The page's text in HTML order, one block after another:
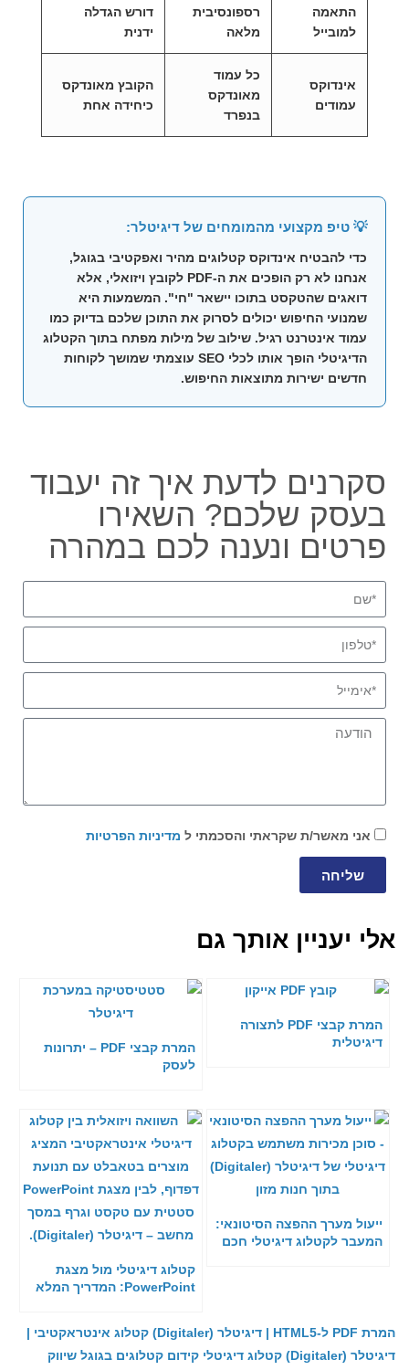
התאמה
למובייל
רספונסיבית
מלאה
דורש הגדלה
ידנית
אינדוקס
עמודים
כל עמוד
מאונדקס
בנפרד
הקובץ מאונדקס
כיחידה אחת
💡 טיפ מקצועי מהמומחים של דיגיטלר:
כדי להבטיח אינדוקס קטלוגים מהיר ואפקטיבי בגוגל,
אנחנו לא רק הופכים את ה-PDF לקובץ ויזואלי, אלא
דואגים שהטקסט בתוכו יישאר "חי". המשמעות היא
שמנועי החיפוש יכולים לסרוק את התוכן שלכם בדיוק כמו
עמוד אינטרנט רגיל. שילוב של מילות מפתח בתוך הקטלוג
הדיגיטלי הופך אותו לכלי SEO עוצמתי שמושך לקוחות
חדשים ישירות מתוצאות החיפוש.
סקרנים לדעת איך זה יעבוד
בעסק שלכם? השאירו
פרטים ונענה לכם במהרה
אני מאשר/ת שקראתי והסכמתי ל מדיניות הפרטיות
שליחה
אלי יעניין אותך גם
המרת קבצי PDF לתצורה
דיגיטלית
המרת קבצי PDF – יתרונות
לעסק
ייעול מערך ההפצה הסיטונאי:
המעבר לקטלוג דיגיטלי חכם
קטלוג דיגיטלי מול מצגת
PowerPoint: המדריך המלא
המרת PDF ל-HTML5 | דיגיטלר (Digitaler)
קטלוג אינטראקטיבי |
דיגיטלר (Digitaler)
קטלוג דיגיטלי קידום קטלוגים בגוגל שיווק